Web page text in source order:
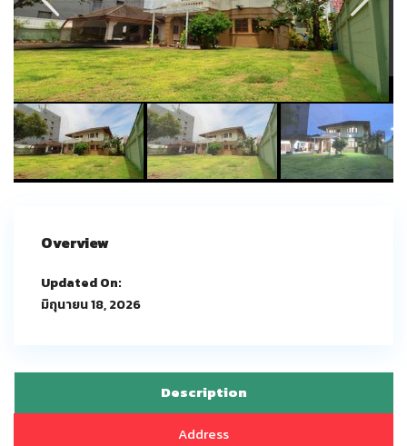
Overview
Updated On:
มิถุนายน 18, 2026
Description
Address